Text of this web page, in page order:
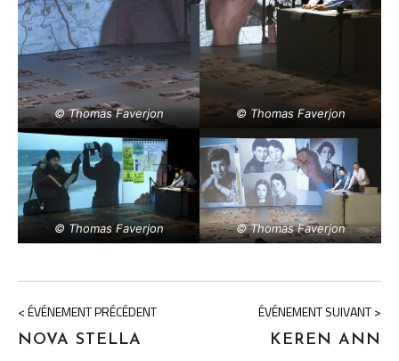
© Thomas Faverjon © Thomas Faverjon
© Thomas Faverjon © Thomas Faverjon
< ÉVÉNEMENT PRÉCÉDENT
NOVA STELLA
ÉVÉNEMENT SUIVANT >
KEREN ANN